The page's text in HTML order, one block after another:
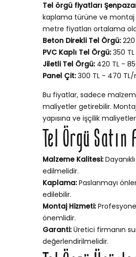
Tel örgü fiyatları
kaplama türüne ve montaj
metre fiyatları ortalama
Beton Direkli Tel Örgü:220
PVC Kaplı Tel Örgü:350
Jiletli Tel Örgü:420 TL -
Panel Çit:300 TL - 470 TL/
Bu fiyatlar, sadece
maliyetler getirebilir.
yapısına ve işçilik
Tel Örgü
Malzeme Kalitesi:
edilmelidir.
Kaplama:Paslanmayı
edilebilir.
Montaj Hizmeti:
önemlidir.
Garanti:Üretici firmanın
değerlendirilmelidir.